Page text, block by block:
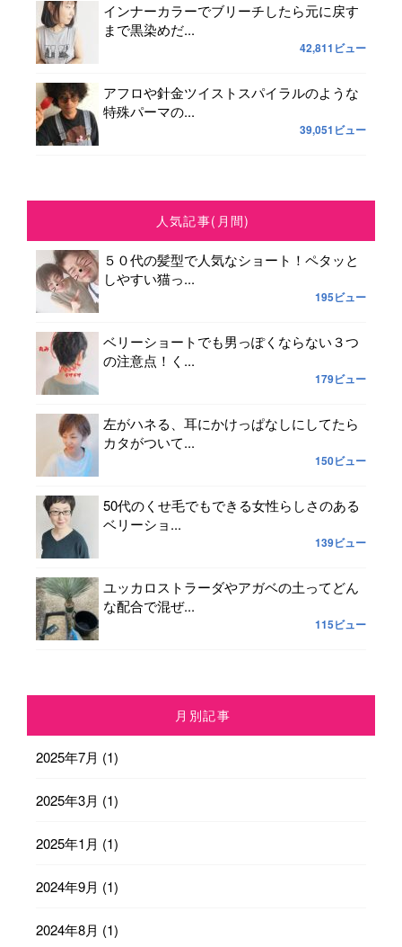
インナーカラーでブリーチしたら元に戻す
まで黒染めだ...
42,811ビュー
アフロや針金ツイストスパイラルのような
特殊パーマの...
39,051ビュー
人気記事(月間)
５０代の髪型で人気なショート！ペタッと
しやすい猫っ...
195ビュー
ベリーショートでも男っぽくならない３つ
の注意点！く...
179ビュー
左がハネる、耳にかけっぱなしにしてたら
カタがついて...
150ビュー
50代のくせ毛でもできる女性らしさのある
ベリーショ...
139ビュー
ユッカロストラーダやアガベの土ってどん
な配合で混ぜ...
115ビュー
月別記事
2025年7月 (1)
2025年3月 (1)
2025年1月 (1)
2024年9月 (1)
2024年8月 (1)